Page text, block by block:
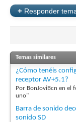
+ Responder
Temas similares
¿Cómo tenéis
receptor AV+5.1?
Por BonJoviBcn en el
uno"
Barra de sonido
sonido SD